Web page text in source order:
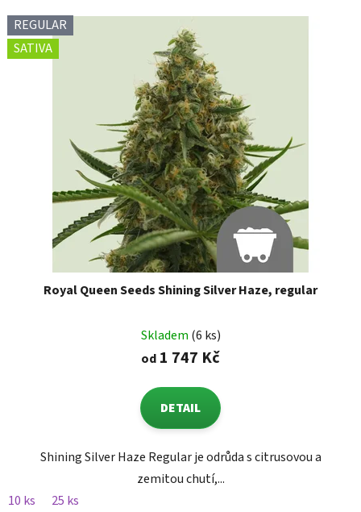
REGULAR
SATIVA
Royal Queen Seeds Shining Silver Haze, regular
Skladem (6 ks)
od 1 747 Kč
DETAIL
Shining Silver Haze Regular je odrůda s citrusovou a
zemitou chutí,...
10 ks
25 ks